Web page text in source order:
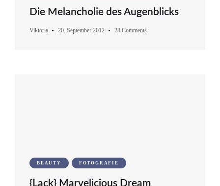
Die Melancholie des Augenblicks
Viktoria 20. September 2012 28 Comments
BEAUTY FOTOGRAFIE
{Lack} Marvelicious Dream